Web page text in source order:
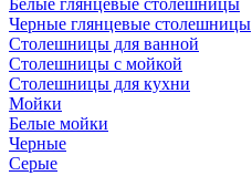
Белые глянцевые столешницы
Черные глянцевые столешницы
Столешницы для ванной
Столешницы с мойкой
Столешницы для кухни
Мойки
Белые мойки
Черные
Серые